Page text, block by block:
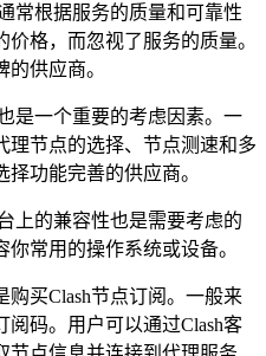
常根据服务的质量和可靠性
格，而忽视了服务的质量。
供应商。
是一个重要的考虑因素。一
理节点的选择、节点测速和多
功能完善的供应商。
上的兼容性也是需要考虑的
常用的操作系统或设备。
购买Clash节点订阅。一般来
码。用户可以通过Clash客